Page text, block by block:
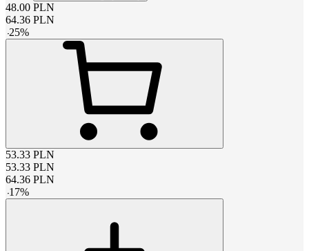
48.00 PLN
64.36 PLN
-25%
53.33 PLN
53.33 PLN
64.36 PLN
-17%